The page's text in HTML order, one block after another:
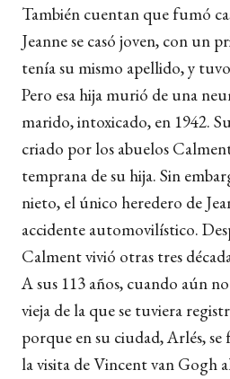
También cuentan que fumó
Jeanne se casó joven, con un
tenía su mismo apellido, y
Pero esa hija murió de una
marido, intoxicado, en 1942.
criado por los abuelos
temprana de su hija. Sin
nieto, el único heredero de
accidente automovilístico.
Calment vivió otras tres
A sus 113 años, cuando aún
vieja de la que se tuviera
porque en su ciudad, Arlés,
la visita de Vincent van Gogh